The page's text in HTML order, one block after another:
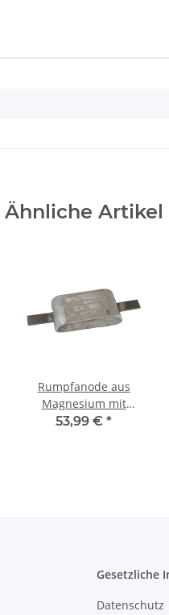
Ähnliche Artikel
Rumpfanode aus
Magnesium mit
Aluminium Lasche
53,99 € *
Gesetzliche
Datenschutz